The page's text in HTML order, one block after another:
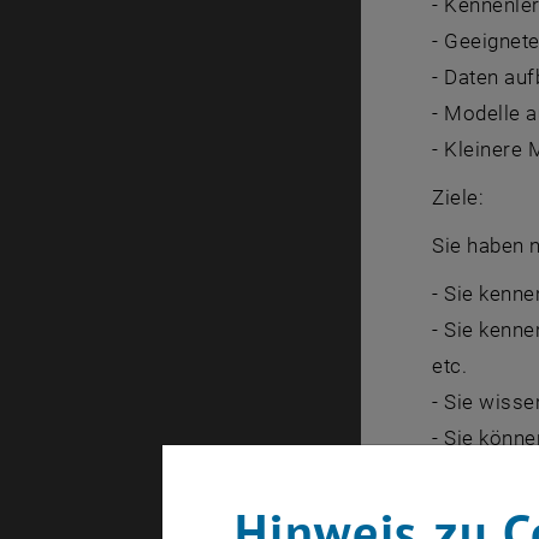
-
-
- Daten
- Modelle
- Kleinere
Ziele:
Sie haben
- Sie
- Sie
etc.
- Sie
- Sie
- Sie